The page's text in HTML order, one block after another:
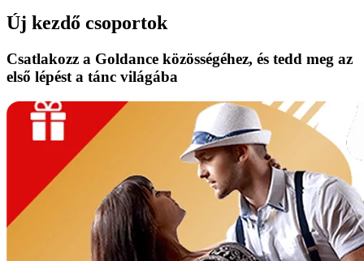
Új kezdő csoportok
Csatlakozz a Goldance közösségéhez, és tedd meg az
első lépést a tánc világába